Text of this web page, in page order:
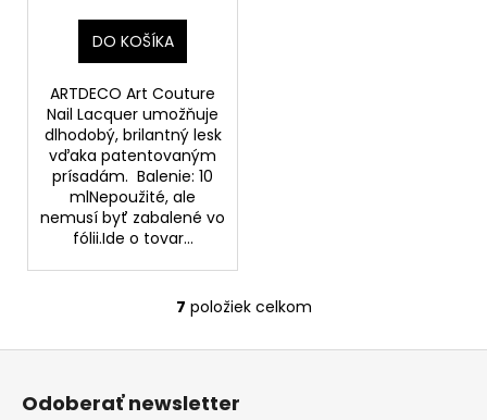
DO KOŠÍKA
ARTDECO Art Couture
Nail Lacquer umožňuje
dlhodobý, brilantný lesk
vďaka patentovaným
prísadám. Balenie: 10
mlNepoužité, ale
nemusí byť zabalené vo
fólii.Ide o tovar...
O
v
7 položiek celkom
Z
Odoberať newsletter